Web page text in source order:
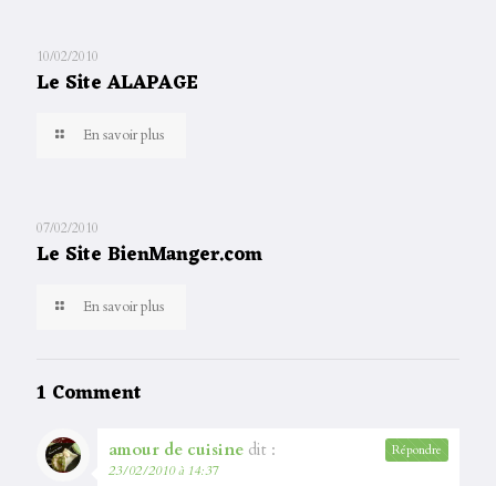
10/02/2010
Le Site ALAPAGE
En savoir plus
07/02/2010
Le Site BienManger.com
En savoir plus
1 Comment
amour de cuisine dit :
23/02/2010 à 14:37
Répondre